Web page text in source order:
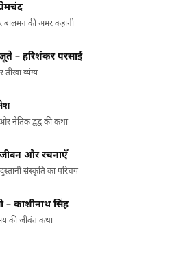
की अमर कहानी
– हरिशंकर परसाई
तीखा व्यंग्य
नैतिक द्वंद्व की कथा
और रचनाएँ
संस्कृति का परिचय
– काशीनाथ सिंह
की जीवंत कथा